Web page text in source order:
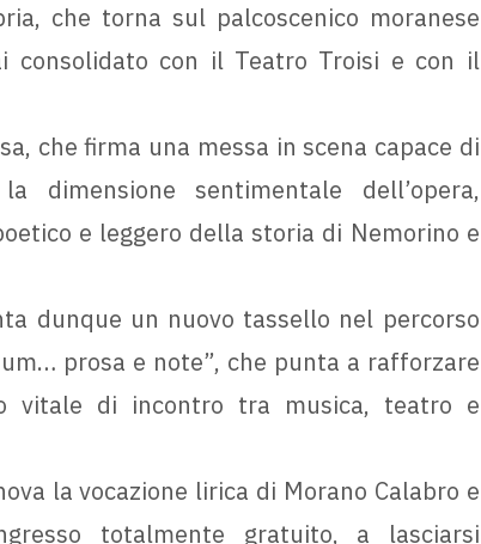
che torna sul palcoscenico moranese
consolidato con il Teatro Troisi e con il
che firma una messa in scena capace di
dimensione sentimentale dell’opera,
e leggero della storia di Nemorino e
dunque un nuovo tassello nel percorso
prosa e note”, che punta a rafforzare
vitale di incontro tra musica, teatro e
la vocazione lirica di Morano Calabro e
totalmente gratuito, a lasciarsi